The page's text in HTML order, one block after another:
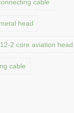
cable
head
2 core aviation head
cable